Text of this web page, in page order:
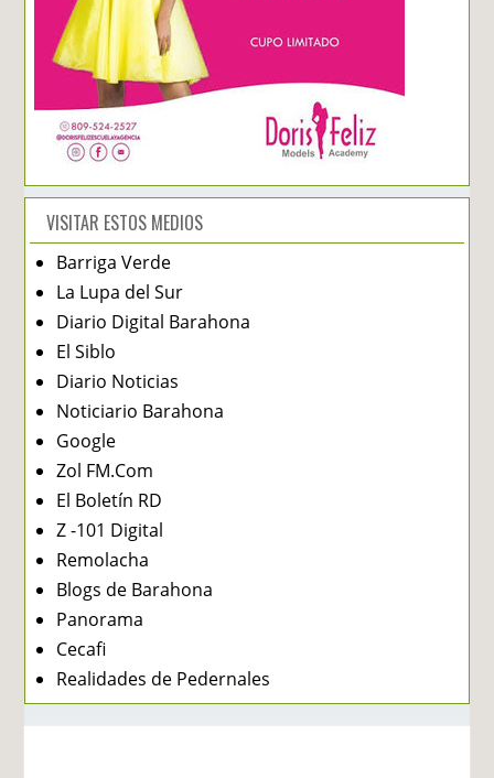
VISITAR ESTOS MEDIOS
Barriga Verde
La Lupa del Sur
Diario Digital Barahona
El Siblo
Diario Noticias
Noticiario Barahona
Google
Zol FM.Com
El Boletín RD
Z -101 Digital
Remolacha
Blogs de Barahona
Panorama
Cecafi
Realidades de Pedernales